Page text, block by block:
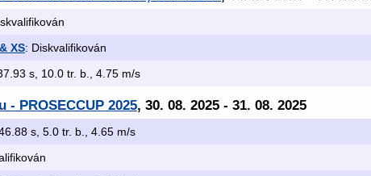
XS: Diskvalifikován
s, 10.0 tr. b., 4.75 m/s
- PROSECCUP 2025, 30. 08. 2025 - 31. 08. 2025
s, 5.0 tr. b., 4.65 m/s